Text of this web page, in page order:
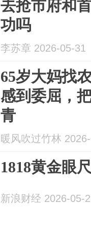
去抢市府和
功吗
李苏章 2026-05-31
65岁大妈找
感到委屈，
青
暖风吹过竹林
1818黄金眼
新浪财经 2026-05-